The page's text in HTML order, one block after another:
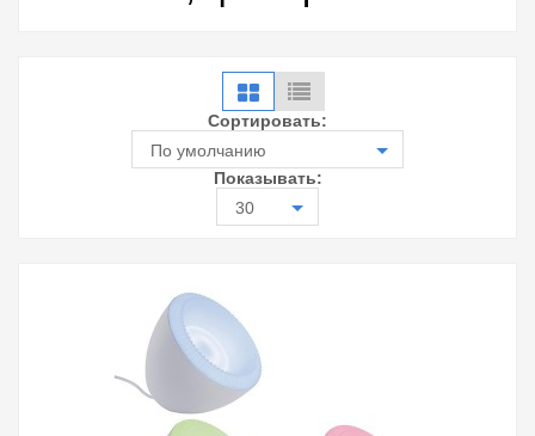
Сортировать:
По умолчанию
Показывать:
30